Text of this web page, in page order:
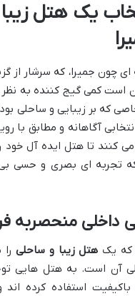
یک هتل
چون جمیرا، که سرشار از
است کمی گیج کننده به نظر
که بر زیبایی و ساحلی
آگاهانه و مطابق با
کنند تا هتل ایده آل خود
تجربه ای بصری و حسی بی
داخلی منحصربه
که یک هتل زیبا و ساحلیرا
آن است. به هتل هایی
استفاده کرده اند